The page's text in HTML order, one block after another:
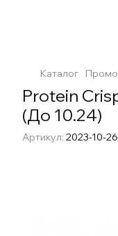
Каталог Промо
Protein
(До 10.24)
Артикул: 2023-10-